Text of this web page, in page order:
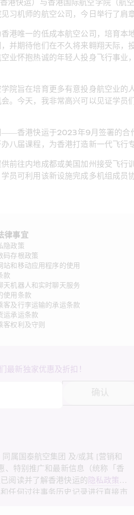
港快运）与香港国际航空学院（航
习机师的航空公司，今日举行了肩
香港唯一的低成本航空公司，培育
并期待他们在不久将来翱翔天际
业怀抱热诚的年轻人投身飞行事
院旨在培育更多有意投身航空业的
。今天，我非常高兴可以见证学
香港快运于2023年9月签署的合
八届课程，为香港打造新一代飞行专
前往内地成都或美国加州接受飞
员可利用该新设施完成多机组成员
律事宜
隐政策
码存根政策
站和移动应用程序的使用
款
天机器人和实时聊天服务
使用条款
客及行李运输的承运条款
运承运条款
客权利及守则
最新独家优惠及折扣！
确认
属国泰航空集团 及/或其 [营销和
、特别推广和最新信息（统称「香
阅读并了解香港快运的 隐私政策，
任何过往事务历史记录进行直接市